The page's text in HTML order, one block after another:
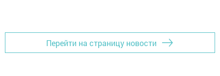
Перейти на страницу новости